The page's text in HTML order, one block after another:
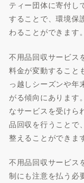
ティー団体に寄付し
することで、環境保
わることができます。
不用品回収サービス
料金が変動すること
っ越しシーズンや年
がる傾向にあります
なサービスを受けら
品回収を行うことで
整えることができま
不用品回収サービス
制にも注意を払う必